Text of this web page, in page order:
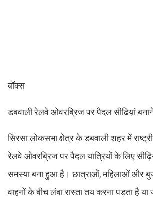
बॉक्स
डबवाली रेलवे ओवरब्रिज पर पैदल सीढिय़ां
सिरसा लोकसभा क्षेत्र के डबवाली शहर में
रेलवे ओवरब्रिज पर पैदल यात्रियों के लिए
समस्या बना हुआ है। छात्राओं, महिलाओं और
वाहनों के बीच लंबा रास्ता तय करना पड़ता है